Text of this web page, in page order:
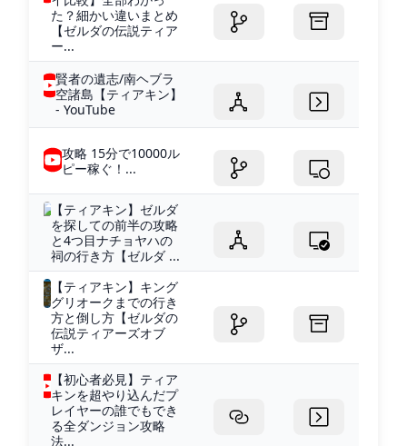
た？細かい違いまとめ
【ゼルダの伝説ティア
ー...
賢者の遺志/南ヘブラ
空諸島【ティアキン】
- YouTube
攻略 15分で10000ル
ピー稼ぐ！...
【ティアキン】ゼルダ
を探しての前半の攻略
と4つ目ナチョヤハの
祠の行き方【ゼルダ ...
【ティアキン】キング
グリオークまでの行き
方と倒し方【ゼルダの
伝説ティアーズオブ
ザ...
【初心者必見】ティア
キンを超やり込んだプ
レイヤーの誰でもでき
る全ダンジョン攻略
法...